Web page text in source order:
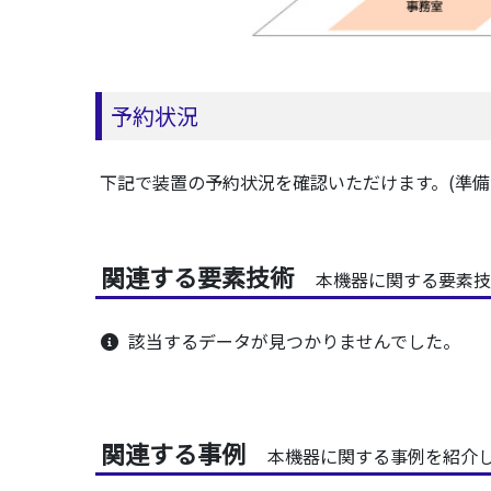
予約状況
下記で装置の予約状況を確認いただけます。(準
関連する要素技術 本機器に関する要素
該当するデータが見つかりませんでした。
関連する事例 本機器に関する事例を紹介